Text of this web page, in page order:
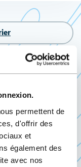
permettent de
d'offrir des
et
également des
avec nos
menu
de
recherche
congrès de
Vanier